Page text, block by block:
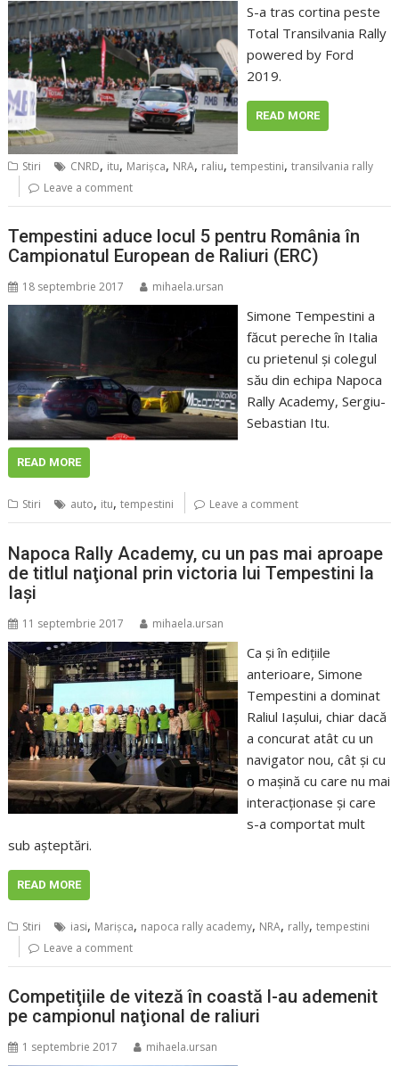
S-a tras cortina peste
Total Transilvania Rally
powered by Ford
2019.
READ MORE
Stiri CNRD, itu, Marişca, NRA, raliu,tempestini,transilvania rally
Leave a comment
Tempestini aduce locul 5 pentru România în
Campionatul European de Raliuri (ERC)
18 septembrie 2017 mihaela.ursan
Simone Tempestini a
făcut pereche în Italia
cu prietenul şi colegul
său din echipa Napoca
Rally Academy, Sergiu-
Sebastian Itu.
READ MORE
Stiri auto, itu,tempestini Leave a comment
Napoca Rally Academy, cu un pas mai aproape
de titlul naţional prin victoria lui Tempestini la
Iaşi
11 septembrie 2017 mihaela.ursan
Ca şi în ediţiile
anterioare, Simone
Tempestini a dominat
Raliul Iaşului, chiar dacă
a concurat atât cu un
navigator nou, cât şi cu
o maşină cu care nu mai
interacţionase şi care
s-a comportat mult
sub aşteptări.
READ MORE
Stiri iasi, Marişca, napoca rally academy, NRA, rally,tempestini
Leave a comment
Competiţiile de viteză în coastă l-au ademenit
pe campionul naţional de raliuri
1 septembrie 2017 mihaela.ursan